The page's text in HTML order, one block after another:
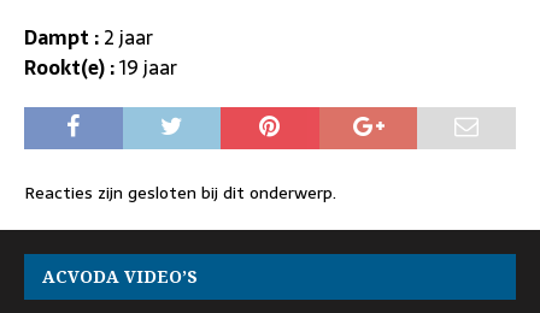
Dampt :2 jaar
Rookt(e) :19 jaar
Reacties zijn gesloten bij dit onderwerp.
ACVODA VIDEO’S